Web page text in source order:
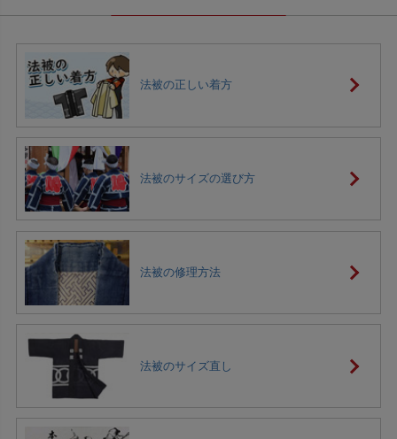
法被の正しい着方
法被のサイズの選び方
法被の修理方法
法被のサイズ直し